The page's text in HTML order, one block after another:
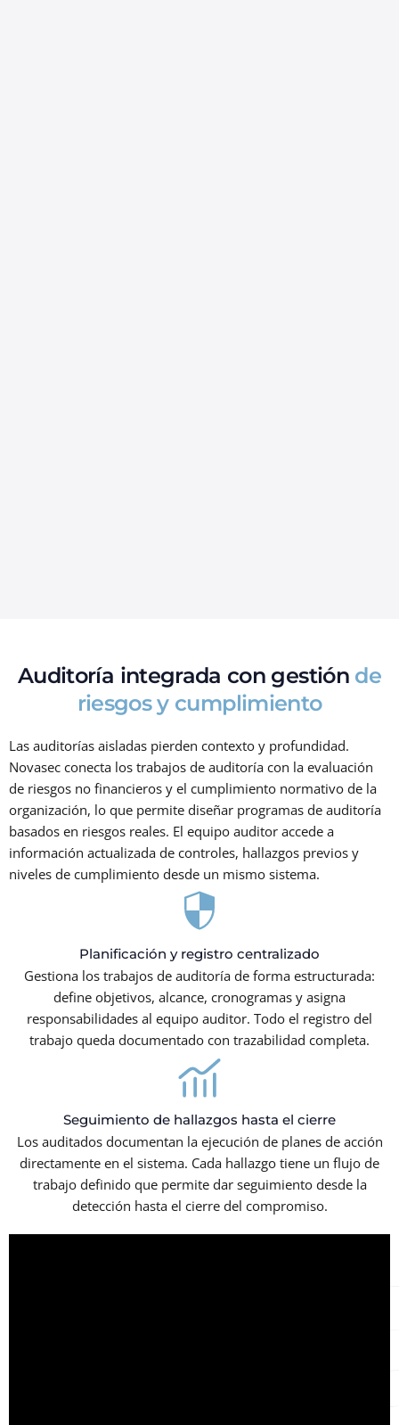
Auditoría integrada con gestión de
riesgos y cumplimiento
Las auditorías aisladas pierden contexto y profundidad.
Novasec conecta los trabajos de auditoría con la evaluación
de riesgos no financieros y el cumplimiento normativo de la
organización, lo que permite diseñar programas de auditoría
basados en riesgos reales. El equipo auditor accede a
información actualizada de controles, hallazgos previos y
niveles de cumplimiento desde un mismo sistema.
Planificación y registro centralizado
Gestiona los trabajos de auditoría de forma estructurada:
define objetivos, alcance, cronogramas y asigna
responsabilidades al equipo auditor. Todo el registro del
trabajo queda documentado con trazabilidad completa.
Seguimiento de hallazgos hasta el cierre
Los auditados documentan la ejecución de planes de acción
directamente en el sistema. Cada hallazgo tiene un flujo de
trabajo definido que permite dar seguimiento desde la
detección hasta el cierre del compromiso.